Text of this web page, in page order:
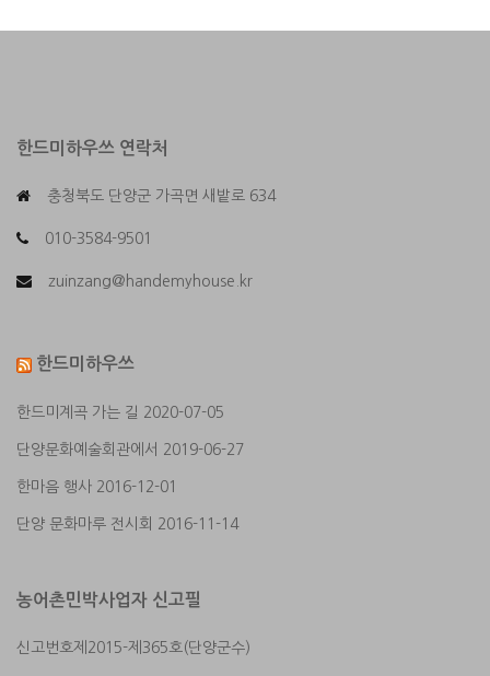
한드미하우쓰 연락처
충청북도 단양군 가곡면 새밭로 634
010-3584-9501
zuinzang@handemyhouse.kr
한드미하우쓰
한드미계곡 가는 길 2020-07-05
단양문화예술회관에서 2019-06-27
한마음 행사 2016-12-01
단양 문화마루 전시회 2016-11-14
농어촌민박사업자 신고필
신고번호제2015-제365호(단양군수)